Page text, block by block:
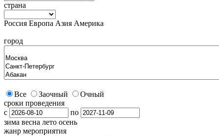
страна
Россия Европа Азия Америка
город
Все Заочный
Очный
сроки проведения
с
по
зима весна лето осень
жанр мероприятия